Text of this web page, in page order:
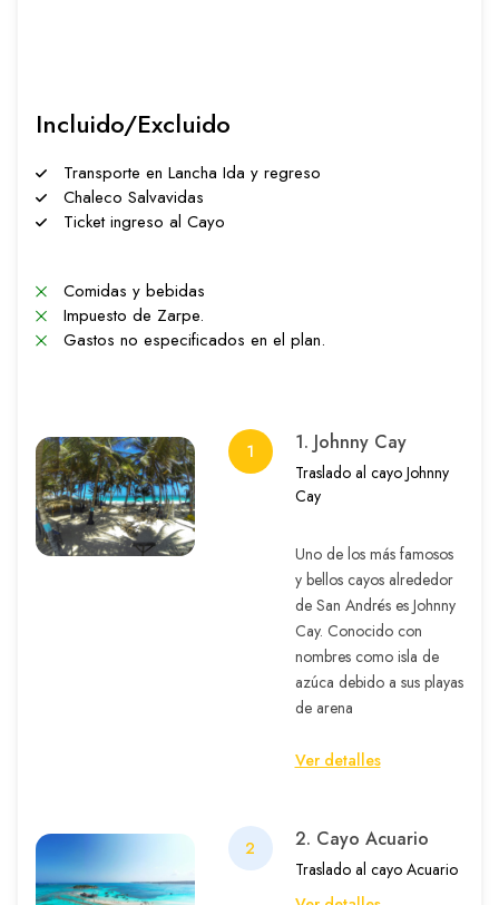
Incluido/Excluido
Transporte en Lancha Ida y regreso
Chaleco Salvavidas
Ticket ingreso al Cayo
Comidas y bebidas
Impuesto de Zarpe.
Gastos no especificados en el plan.
1 1. Johnny Cay
Traslado al cayo Johnny
Cay
Uno de los más famosos
y bellos cayos alrededor
de San Andrés es Johnny
Cay. Conocido con
nombres como isla de
azúca debido a sus playas
de arena
Ver detalles
2 2. Cayo Acuario
Traslado al cayo Acuario